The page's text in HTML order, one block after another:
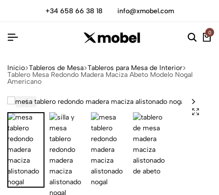
+34 658 66 38 18 info@xmobel.com
0
Inicio Tableros de Mesa Tableros para Mesa de Interior
Tablero Mesa Redondo Madera Maciza Abeto Modelo Nogal
Americano